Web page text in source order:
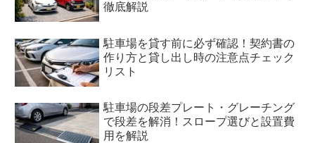
徹底解説
駐車場を貸す前に必ず確認！契約書の
作り方と貸し出し時の注意点チェック
リスト
駐車場の段差プレート・グレーチング
で段差を解消！スロープ選びと設置費
用を解説